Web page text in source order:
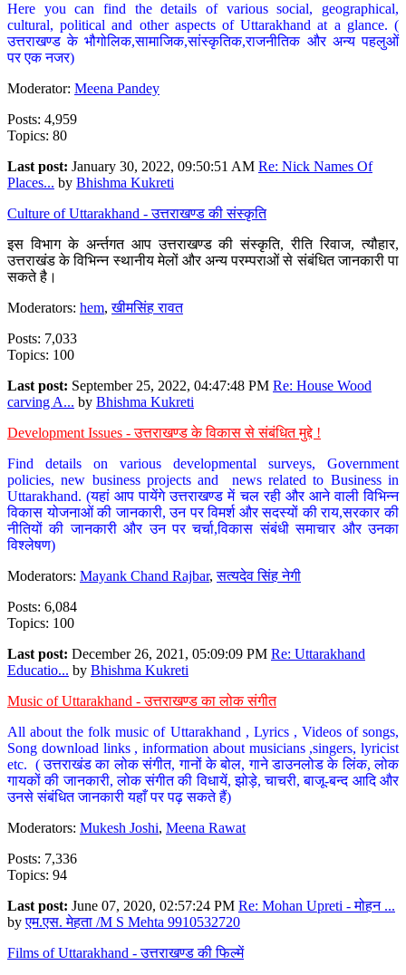
Here you can find the details of various social, geographical,
cultural, political and other aspects of Uttarakhand at a glance. (
उत्तराखण्ड के भौगोलिक,सामाजिक,सांस्कृतिक,राजनीतिक और अन्य पहलुओं
पर एक नजर)
Moderator: Meena Pandey
Posts: 4,959
Topics: 80
Last post: January 30, 2022, 09:50:51 AM Re: Nick Names Of
Places... by Bhishma Kukreti
Culture of Uttarakhand - उत्तराखण्ड की संस्कृति
इस विभाग के अर्न्तगत आप उत्तराखण्ड की संस्कृति, रीति रिवाज, त्यौहार,
उत्तराखंड के विभिन्न स्थानीय मेलों और अन्य परम्पराओं से संबंधित जानकारी पा
सकते है।
Moderators: hem,खीमसिंह रावत
Posts: 7,033
Topics: 100
Last post: September 25, 2022, 04:47:48 PM Re: House Wood
carving A... by Bhishma Kukreti
Development Issues - उत्तराखण्ड के विकास से संबंधित मुद्दे !
Find details on various developmental surveys, Government
policies, new business projects and news related to Business in
Uttarakhand. (यहां आप पायेंगे उत्तराखण्ड में चल रही और आने वाली विभिन्न
विकास योजनाओं की जानकारी, उन पर विमर्श और सदस्यों की राय,सरकार की
नीतियों की जानकारी और उन पर चर्चा,विकास संबंधी समाचार और उनका
विश्लेषण)
Moderators: Mayank Chand Rajbar,सत्यदेव सिंह नेगी
Posts: 6,084
Topics: 100
Last post: December 26, 2021, 05:09:09 PM Re: Uttarakhand
Educatio... by Bhishma Kukreti
Music of Uttarakhand - उत्तराखण्ड का लोक संगीत
All about the folk music of Uttarakhand , Lyrics , Videos of songs,
Song download links , information about musicians ,singers, lyricist
etc. ( उत्तराखंड का लोक संगीत, गानों के बोल, गाने डाउनलोड के लिंक, लोक
गायकों की जानकारी, लोक संगीत की विधायें, झोड़े, चाचरी, बाजू-बन्द आदि और
उनसे संबंधित जानकारी यहाँ पर पढ़ सकते हैं)
Moderators: Mukesh Joshi, Meena Rawat
Posts: 7,336
Topics: 94
Last post: June 07, 2020, 02:57:24 PM Re: Mohan Upreti - मोहन ...
byएम.एस. मेहता /M S Mehta 9910532720
Films of Uttarakhand - उत्तराखण्ड की फिल्में